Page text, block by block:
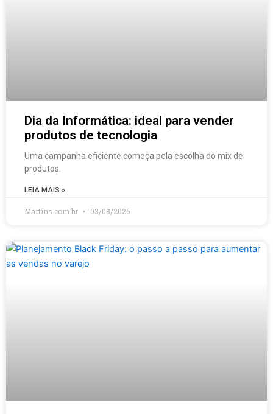
Dia da Informática: ideal para vender
produtos de tecnologia
Uma campanha eficiente começa pela escolha do mix de
produtos.
LEIA MAIS »
Martins.com.br 03/08/2026